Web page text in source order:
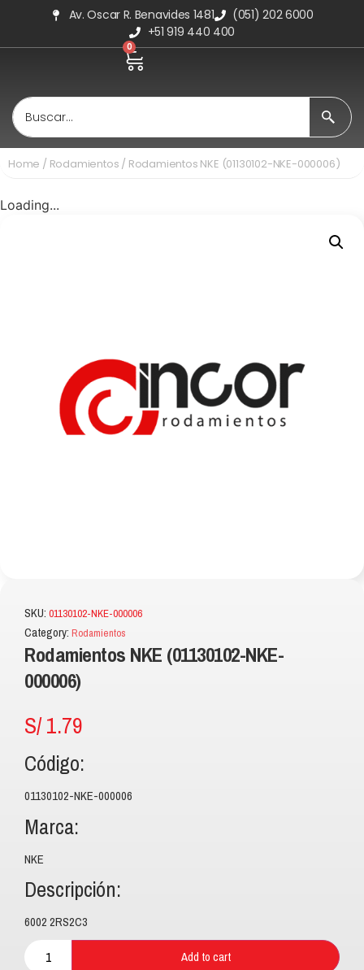
Av. Oscar R. Benavides 1481
(051) 202 6000
+51 919 440 400
0
Home / Rodamientos / Rodamientos NKE (01130102-NKE-000006)
Loading...
SKU: 01130102-NKE-000006
Category: Rodamientos
Rodamientos NKE (01130102-NKE-
000006)
S/1.79
Código:
01130102-NKE-000006
Marca:
NKE
Descripción:
6002 2RS2C3
Add to cart